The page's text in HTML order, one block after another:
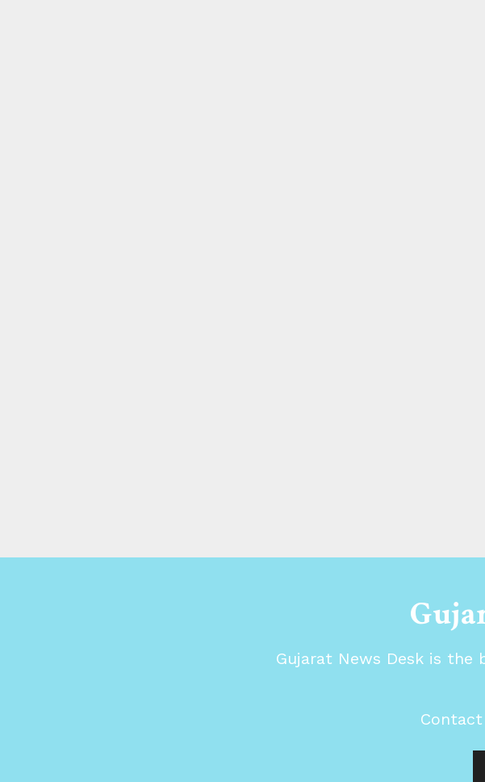
Gujarat News Desk is